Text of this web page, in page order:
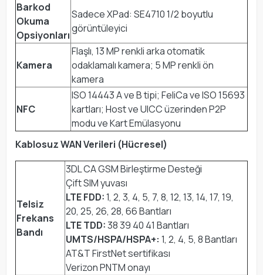
Barkod
Okuma
Opsiyonları
Sadece XPad: SE4710 1/2 boyutlu
görüntüleyici
Kamera
Flaşlı, 13 MP renkli arka otomatik
odaklamalı kamera; 5 MP renkli ön
kamera
NFC
ISO 14443 A ve B tipi; FeliCa ve ISO 15693
kartları; Host ve UICC üzerinden P2P
modu ve Kart Emülasyonu
Kablosuz WAN Verileri (Hücresel)
Telsiz
Frekans
Bandı
3DL CA GSM Birleştirme Desteği
Çift SIM yuvası
LTE FDD:1, 2, 3, 4, 5, 7, 8, 12, 13, 14, 17, 19,
20, 25, 26, 28, 66 Bantları
LTE TDD:38 39 40 41 Bantları
UMTS/HSPA/HSPA+: 1, 2, 4, 5, 8 Bantları
AT&T FirstNet sertifikası
Verizon PNTM onayı